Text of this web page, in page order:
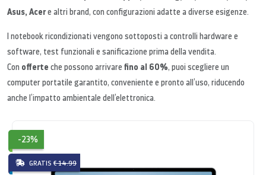
Asus, Acere altri brand, con configurazioni adatte a diverse esigenze.
I notebook ricondizionati vengono sottoposti a controlli hardware e
software, test funzionali e sanificazione prima della vendita.
Con offerte che possono arrivare fino al 60%, puoi scegliere un
computer portatile garantito, conveniente e pronto all’uso, riducendo
anche l’impatto ambientale dell’elettronica.
-23%
GRATIS € 14.99